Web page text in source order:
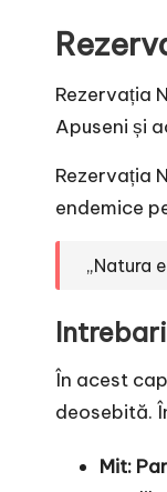
Rezervația
Apuseni și
Rezervația
endemice
„Natura
În acest
deosebită.
Mit: